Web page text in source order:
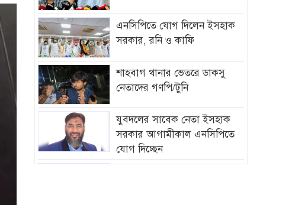
এনসিপিতে যোগ দিলেন ইসহাক
সরকার, রনি ও কাফি
শাহবাগ থানার ভেতরে ডাকসু
নেতাদের গণপি/টুনি
যুবদলের সাবেক নেতা ইসহাক
সরকার আগামীকাল এনসিপিতে
যোগ দিচ্ছেন